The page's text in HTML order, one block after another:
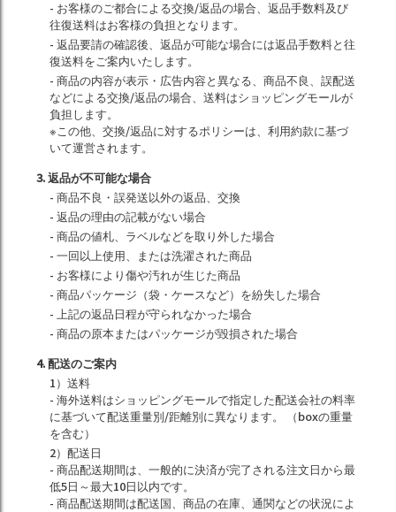
- お客様のご都合による交換/返品の場合、返品手数料及び
往復送料はお客様の負担となります。
- 返品要請の確認後、返品が可能な場合には返品手数料と往
復送料をご案内いたします。
- 商品の内容が表示・広告内容と異なる、商品不良、誤配送
などによる交換/返品の場合、送料はショッピングモールが
負担します。
※この他、交換/返品に対するポリシーは、利用約款に基づ
いて運営されます。
3. 返品が不可能な場合
- 商品不良・誤発送以外の返品、交換
- 返品の理由の記載がない場合
- 商品の値札、ラベルなどを取り外した場合
- 一回以上使用、または洗濯された商品
- お客様により傷や汚れが生じた商品
- 商品パッケージ（袋・ケースなど）を紛失した場合
- 上記の返品日程が守られなかった場合
- 商品の原本またはパッケージが毀損された場合
4. 配送のご案内
1）送料
- 海外送料はショッピングモールで指定した配送会社の料率
に基づいて配送重量別/距離別に異なります。 （boxの重量
を含む）
2）配送日
- 商品配送期間は、一般的に決済が完了される注文日から最
低5日～最大10日以内です。
- 商品配送期間は配送国、商品の在庫、通関などの状況によ